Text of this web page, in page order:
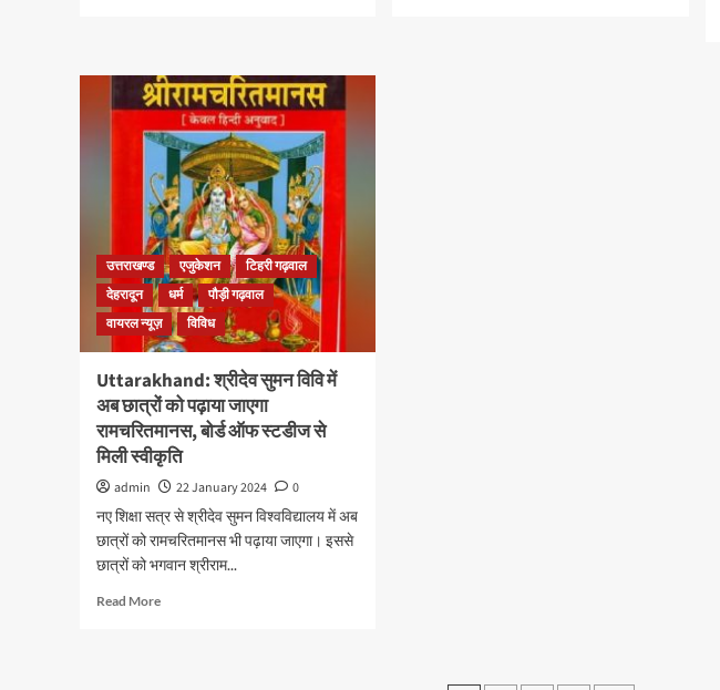
उत्तराखण्ड एजुकेशन
टिहरी गढ़वाल
देहरादून
धर्म
पौड़ी गढ़वाल
वायरल न्यूज़
विविध
Uttarakhand: श्रीदेव सुमन विवि में
अब छात्रों को पढ़ाया जाएगा
रामचरितमानस, बोर्ड ऑफ स्टडीज से
मिली स्वीकृति
admin 22 January 2024
0
नए शिक्षा सत्र से श्रीदेव सुमन विश्वविद्यालय में अब
छात्रों को रामचरितमानस भी पढ़ाया जाएगा। इससे
छात्रों को भगवान श्रीराम...
Read More